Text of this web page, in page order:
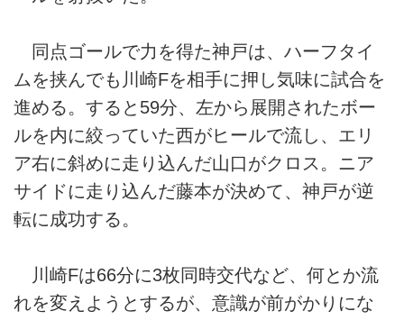
同点ゴールで力を得た神戸は、ハーフタイ
ムを挟んでも川崎Fを相手に押し気味に試合を
進める。すると59分、左から展開されたボー
ルを内に絞っていた西がヒールで流し、エリ
ア右に斜めに走り込んだ山口がクロス。ニア
サイドに走り込んだ藤本が決めて、神戸が逆
転に成功する。
川崎Fは66分に3枚同時交代など、何とか流
れを変えようとするが、意識が前がかりにな